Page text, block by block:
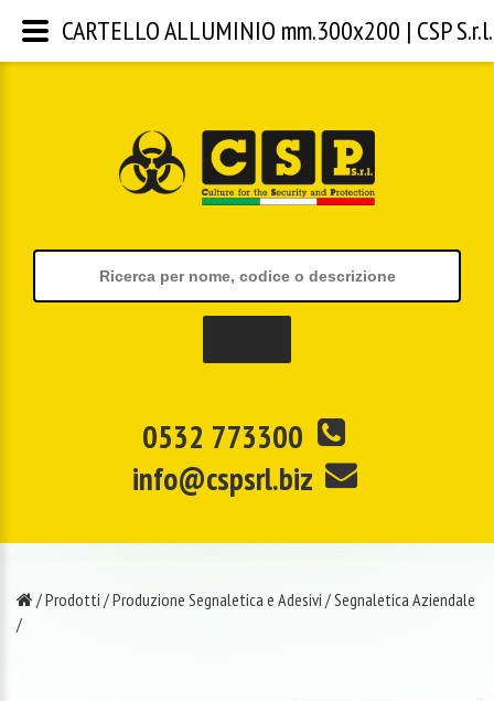
0532 773300
info@cspsrl.biz
/Prodotti /Produzione Segnaletica e Adesivi /Segnaletica Aziendale
/
CARTELLO ALLUMINIO mm.300x200 | CSP S.r.l.